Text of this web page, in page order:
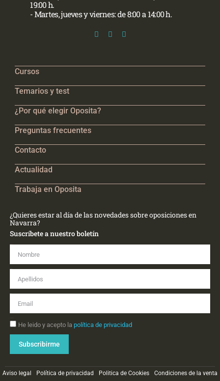
19:00 h.
- Martes, jueves y viernes: de 8:00 a 14:00 h.
Cursos
Temarios y test
¿Por qué elegir Oposita?
Preguntas frecuentes
Contacto
Actualidad
Trabaja en Oposita
¿Quieres estar al día de las novedades sobre oposiciones en
Navarra?
Suscríbete a nuestro boletín
He leido y acepto la política de privacidad
Subscribirme
Aviso legal Política de privacidad Politica de Cookies Condiciones de la venta